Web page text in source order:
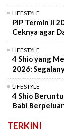
LIFESTYLE
PIP Termin II
Ceknya agar
LIFESTYLE
4 Shio yang
2026:
LIFESTYLE
4 Shio
Babi
TERKINI